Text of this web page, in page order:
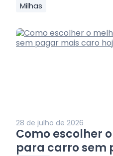
Milhas
28 de julho de 2026
Como escolher
para carro sem